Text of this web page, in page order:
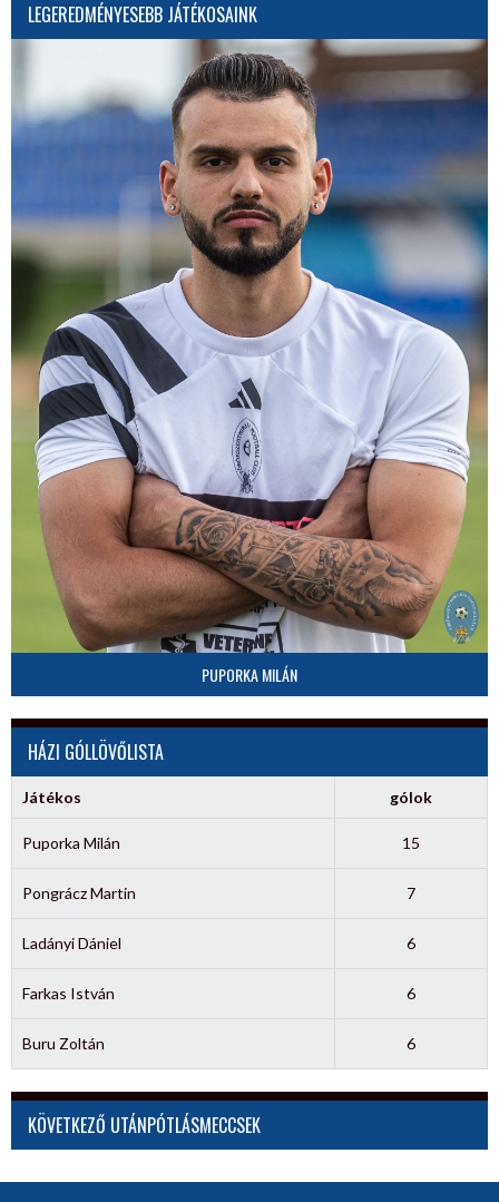
LEGEREDMÉNYESEBB JÁTÉKOSAINK
PUPORKA MILÁN
HÁZI GÓLLÖVŐLISTA
Játékos gólok
Puporka Milán 15
Pongrácz Martin 7
Ladányi Dániel 6
Farkas István 6
Buru Zoltán 6
KÖVETKEZŐ UTÁNPÓTLÁSMECCSEK